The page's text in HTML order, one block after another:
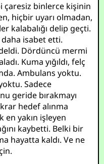
çaresiz binlerce kişinin
hiçbir uyarı olmadan,
kalabalığı delip geçti.
daha isabet etti.
Dördüncü mermi
Kuma yığıldı, felç
Ambulans yoktu.
Sadece
geride bırakmayı
hedef alınma
en yakın işleyen
kaybetti. Belki bir
hayatta kaldı. Ve ne